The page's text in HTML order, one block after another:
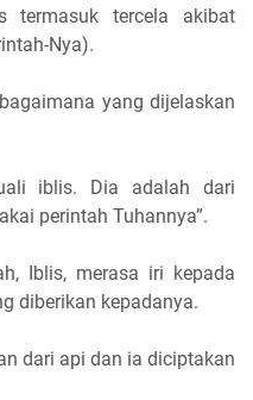
termasuk tercela akibat
Nya).
yang dijelaskan
iblis. Dia adalah dari
perintah Tuhannya”.
Iblis, merasa iri kepada
diberikan kepadanya.
dari api dan ia diciptakan